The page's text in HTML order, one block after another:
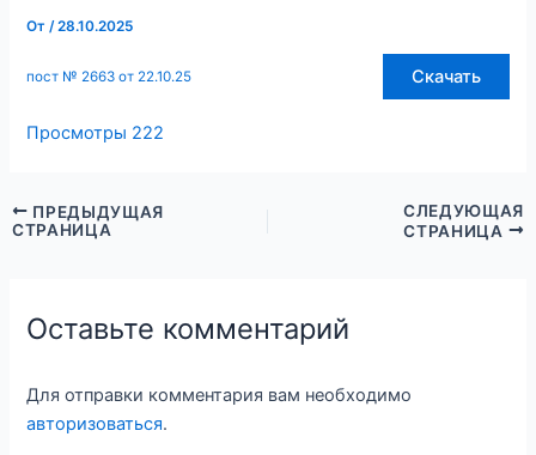
От /28.10.2025
пост № 2663 от 22.10.25 Скачать
Просмотры 222
ПРЕДЫДУЩАЯ
СТРАНИЦА
СЛЕДУЮЩАЯ
СТРАНИЦА
Оставьте комментарий
Для отправки комментария вам необходимо
авторизоваться.